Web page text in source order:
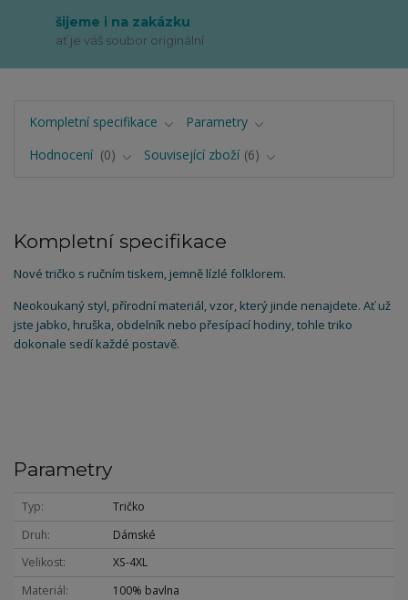
šijeme i na zakázku
ať je váš soubor originální
Kompletní specifikace
Parametry
Hodnocení
0 Související zboží 6
Kompletní specifikace
Nové tričko s ručním tiskem, jemně lízlé folklorem.
Neokoukaný styl, přírodní materiál, vzor, který jinde nenajdete. Ať už
jste jabko, hruška, obdelník nebo přesípací hodiny, tohle triko
dokonale sedí každé postavě.
Parametry
Typ
Tričko
Druh
Dámské
Velikost
XS-4XL
Materiál
100% bavlna